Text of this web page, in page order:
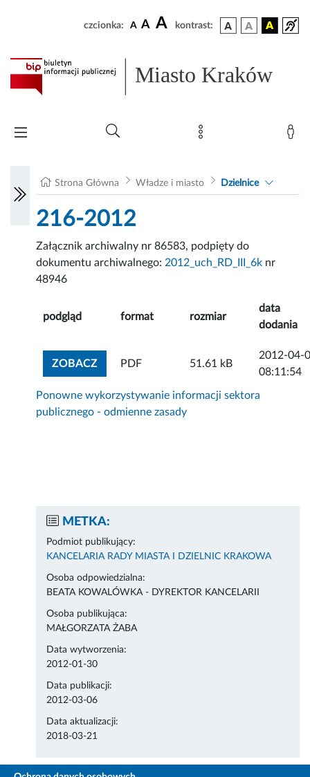
czcionka: A A A kontrast:
Miasto Kraków
Strona Główna Władze i miasto Dzielnice
216-2012
Załącznik archiwalny nr 86583, podpięty do
dokumentu archiwalnego: 2012_uch_RD_III_6k nr
48946
podgląd format rozmiar
data
dodania
ZOBACZZOBACZ ZAŁĄCZNIK
PDF 51.61 kB
2012-04-
08:11:54
Ponowne wykorzystywanie informacji sektora
publicznego - odmienne zasady
METKA:
Podmiot publikujący:
KANCELARIA RADY MIASTA I DZIELNIC KRAKOWA
Osoba odpowiedzialna:
BEATA KOWALÓWKA - DYREKTOR KANCELARII
Osoba publikująca:
MAŁGORZATA ŻABA
Data wytworzenia:
2012-01-30
Data publikacji:
2012-03-06
Data aktualizacji:
2018-03-21